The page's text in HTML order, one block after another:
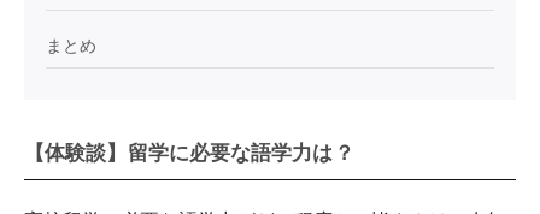
まとめ
【体験談】留学に必要な語学力は？